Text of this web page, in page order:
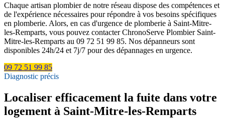
Chaque artisan plombier de notre réseau dispose des compétences et
de l'expérience nécessaires pour répondre à vos besoins spécifiques
en plomberie. Alors, en cas d'urgence de plomberie à Saint-Mitre-
les-Remparts, vous pouvez contacter ChronoServe Plombier Saint-
Mitre-les-Remparts au 09 72 51 99 85. Nos dépanneurs sont
disponibles 24h/24 et 7j/7 pour des dépannages en urgence.
09 72 51 99 85
Diagnostic précis
Localiser efficacement la fuite dans votre
logement à Saint-Mitre-les-Remparts